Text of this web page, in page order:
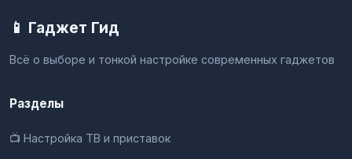
📱 Гаджет Гид
Всё о выборе и тонкой настройке современных гаджетов
Разделы
📺 Настройка ТВ и приставок